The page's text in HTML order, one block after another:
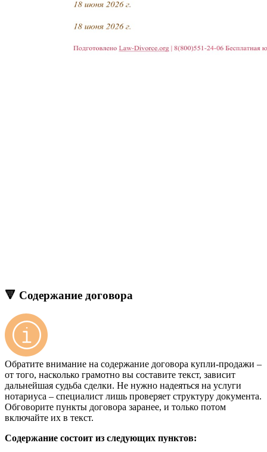
🔻 Содержание договора
Обратите внимание на содержание договора купли-продажи –
от того, насколько грамотно вы составите текст, зависит
дальнейшая судьба сделки. Не нужно надеяться на услуги
нотариуса – специалист лишь проверяет структуру документа.
Обговорите пункты договора заранее, и только потом
включайте их в текст.
Содержание состоит из следующих пунктов: